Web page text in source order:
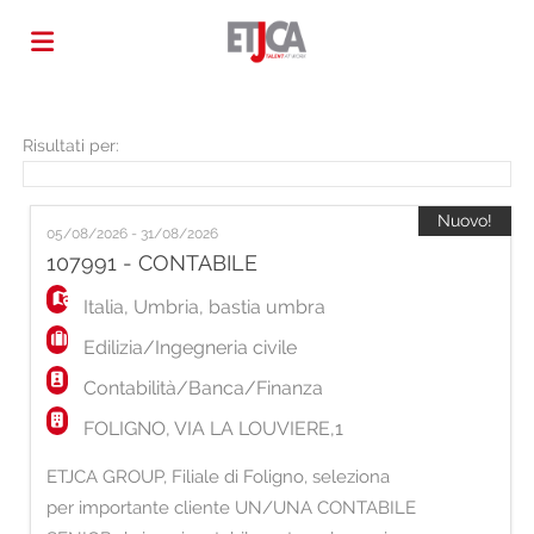
Offerte
Risultati per:
05/08/2026 - 31/08/2026
107991 - CONTABILE
Italia, Umbria, bastia umbra
Edilizia/Ingegneria civile
Contabilità/Banca/Finanza
FOLIGNO, VIA LA LOUVIERE,1
ETJCA GROUP, Filiale di Foligno, seleziona
per importante cliente UN/UNA CONTABILE
Nuovo!